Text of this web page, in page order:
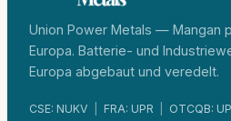
Union Power Metals — Mangan
Europa. Batterie- und
Europa abgebaut und veredelt.
CSE: NUKV FRA: UPR OTCQB: